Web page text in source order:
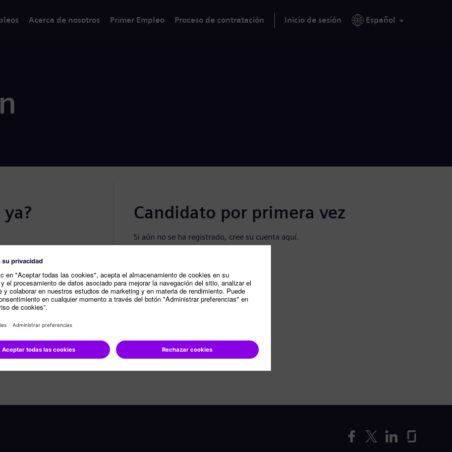
Acerca de nosotros Primer Empleo Proceso de contratación Inicio de sesión Español
Candidato por primera vez
Si aún no se ha registrado, cree su cuenta aquí.